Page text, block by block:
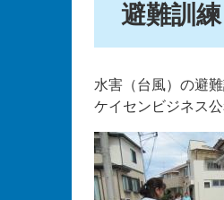
避難訓練
水害（台風）の避
ケイセンビジネス